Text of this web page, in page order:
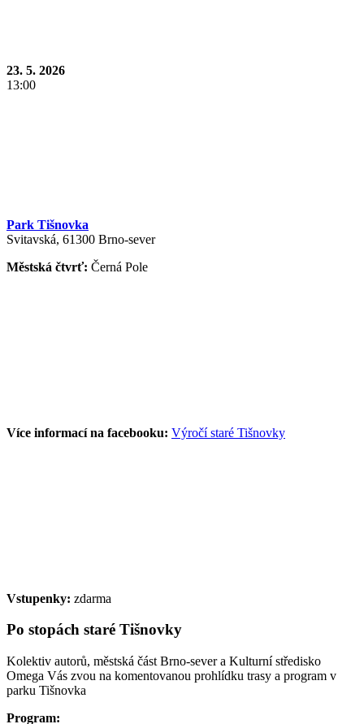
23. 5. 2026
13:00
Park Tišnovka
Svitavská, 61300 Brno-sever
Městská čtvrť: Černá Pole
Více informací na facebooku: Výročí staré Tišnovky
Vstupenky: zdarma
Po stopách staré Tišnovky
Kolektiv autorů, městská část Brno-sever a Kulturní středisko
Omega Vás zvou na komentovanou prohlídku trasy a program v
parku Tišnovka
Program: